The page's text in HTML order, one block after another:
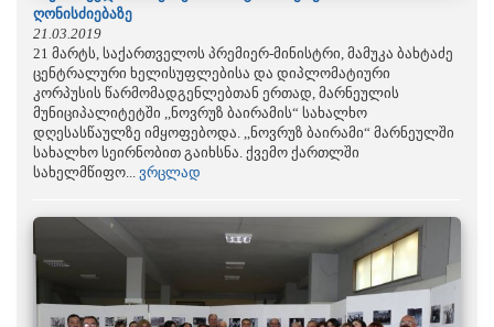
ღონისძიებაზე
21.03.2019
21 მარტს, საქართველოს პრემიერ-მინისტრი, მამუკა ბახტაძე
ცენტრალური ხელისუფლებისა და დიპლომატიური
კორპუსის წარმომადგენლებთან ერთად, მარნეულის
მუნიციპალიტეტში ,,ნოვრუზ ბაირამის“ სახალხო
დღესასწაულზე იმყოფებოდა. ,,ნოვრუზ ბაირამი“ მარნეულში
სახალხო სეირნობით გაიხსნა. ქვემო ქართლში
სახელმწიფო... ვრცლად